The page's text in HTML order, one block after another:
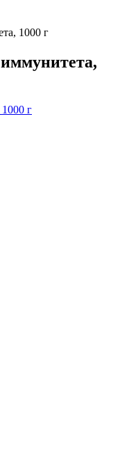
1000 г